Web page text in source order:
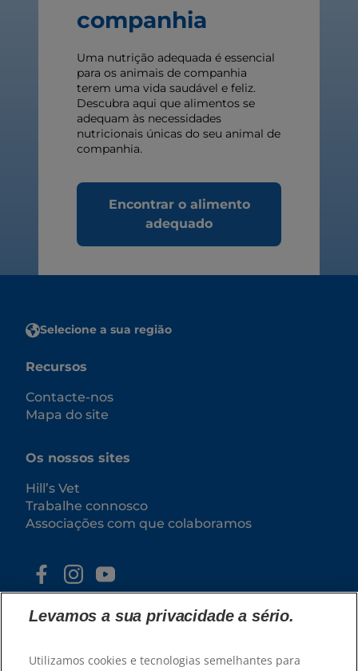
companhia
Uma nutrição adequada é essencial
para os animais de companhia
terem uma vida saudável e feliz.
Descubra aqui que alimentos se
adequam às necessidades
nutricionais únicas do seu animal de
companhia.
Encontrar o alimento
adequado
Selecione a sua região
Recursos
Contacte-nos
Mapa do site
Os nossos sites
Hill’s Vet
Trabalhe connosco
Associações com que colaboramos
Levamos a sua privacidade a sério.
Utilizamos cookies e tecnologias semelhantes para